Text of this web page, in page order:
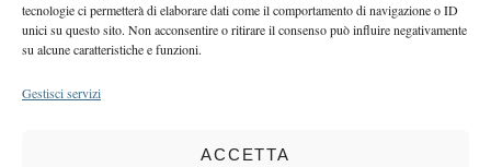
tecnologie ci permetterà di elaborare dati come il comportamento di navigazione o ID
unici su questo sito. Non acconsentire o ritirare il consenso può influire negativamente
su alcune caratteristiche e funzioni.
Gestisci servizi
ACCETTA
EDITORIALE PRESIDENTE
Costruire futuro insieme
COPYRIGHT 2025 LA VOCE |PRIVACY